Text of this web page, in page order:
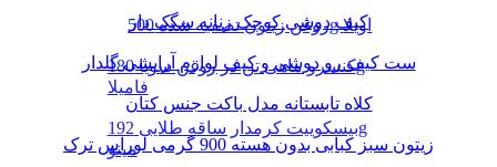
روغن زیتون تصفیه شده 500g اویلا
کنسرو ماهی تن در روغن سویا 180g
فامیلا
بیسکوییت کرمدار ساقه طلایی 192g
مینو
کیف دوشی کوچک زنانه سگک دار
ست کیف رو دوشی و کیف لوازم آرایشی گلدار
کلاه تابستانه مدل باکت جنس کتان
زیتون سبز کبابی بدون هسته 900 گرمی لوراس ترک